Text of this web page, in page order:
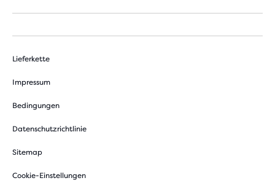
Lieferkette
Impressum
Bedingungen
Datenschutzrichtlinie
Sitemap
Cookie-Einstellungen